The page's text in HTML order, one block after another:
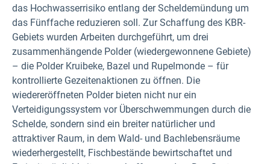
das Hochwasserrisiko entlang der Scheldemündung um
das Fünffache reduzieren soll. Zur Schaffung des KBR-
Gebiets wurden Arbeiten durchgeführt, um drei
zusammenhängende Polder (wiedergewonnene Gebiete)
– die Polder Kruibeke, Bazel und Rupelmonde – für
kontrollierte Gezeitenaktionen zu öffnen. Die
wiedereröffneten Polder bieten nicht nur ein
Verteidigungssystem vor Überschwemmungen durch die
Schelde, sondern sind ein breiter natürlicher und
attraktiver Raum, in dem Wald- und Bachlebensräume
wiederhergestellt, Fischbestände bewirtschaftet und